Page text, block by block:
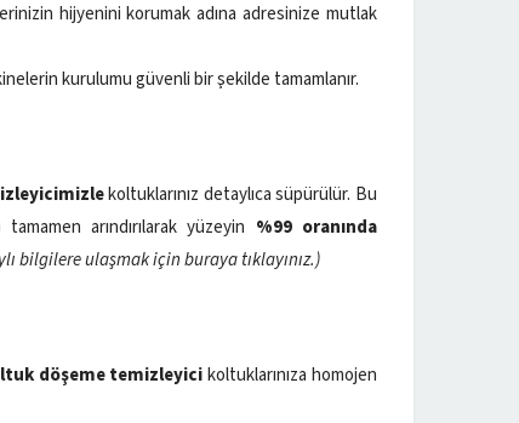
hijyenini korumak adına adresinize mutlak
kurulumu güvenli bir şekilde tamamlanır.
koltuklarınız detaylıca süpürülür. Bu
arındırılarak yüzeyin %99 oranında
bilgilere ulaşmak için buraya tıklayınız.)
döşeme temizleyicikoltuklarınıza homojen